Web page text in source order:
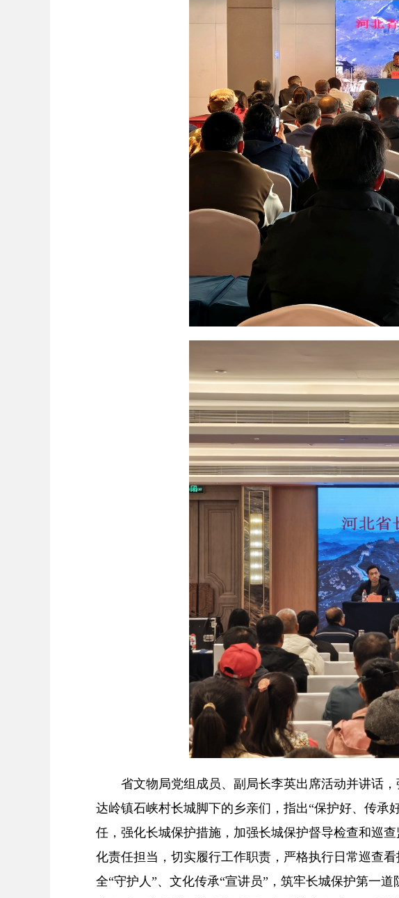
省文物局党组成员、副局长李英出席活动并讲话，
达岭镇石峡村长城脚下的乡亲们，指出“保护好、传承
任，强化长城保护措施，加强长城保护督导检查和巡
化责任担当，切实履行工作职责，严格执行日常巡查
全“守护人”、文化传承“宣讲员”，筑牢长城保护第一